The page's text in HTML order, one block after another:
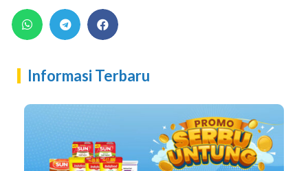
Informasi Terbaru